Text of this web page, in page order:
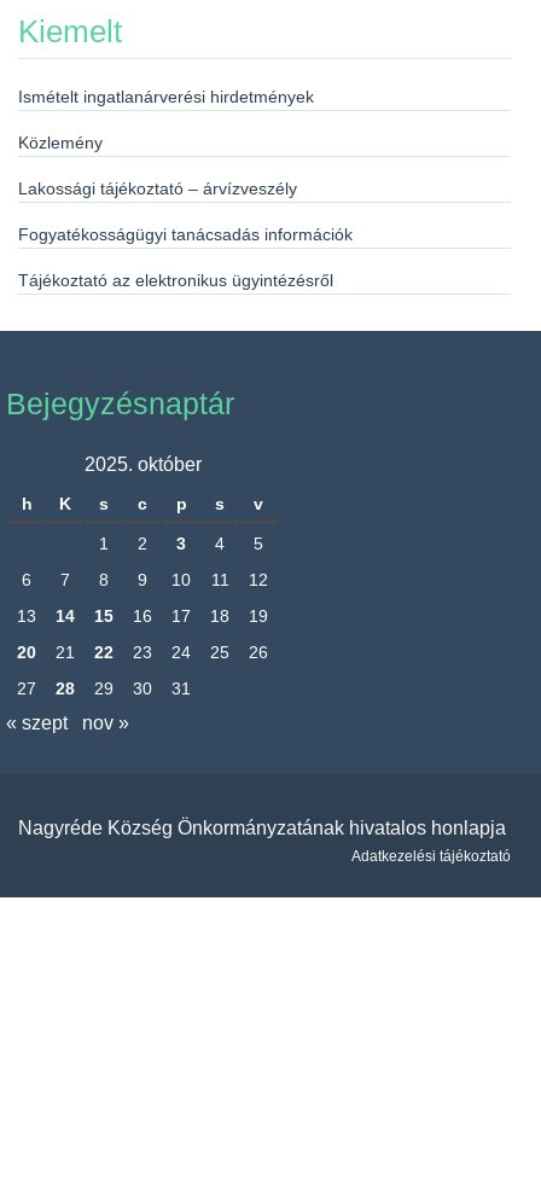
Kiemelt
Ismételt ingatlanárverési hirdetmények
Közlemény
Lakossági tájékoztató – árvízveszély
Fogyatékosságügyi tanácsadás információk
Tájékoztató az elektronikus ügyintézésről
Bejegyzésnaptár
2025. október
h K s c p s v
1 2 3 4
5
6
7 8 9 10 11
12
13
14 15 16 17 18
19
20
21 22 23 24 25
26
27
28 29 30 31
« szept nov »
Nagyréde Község Önkormányzatának hivatalos honlapja
Adatkezelési tájékoztató